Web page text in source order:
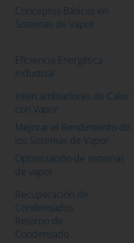
Conceptos Básicos en
Sistemas de Vapor
Eficiencia Energética
Industrial
Intercambiadores de Calor
con Vapor
Mejorar el Rendimiento de
los Sistemas de Vapor
Optimización de sistemas
de vapor
Recuperación de
Condensados
Retorno de
Condensado